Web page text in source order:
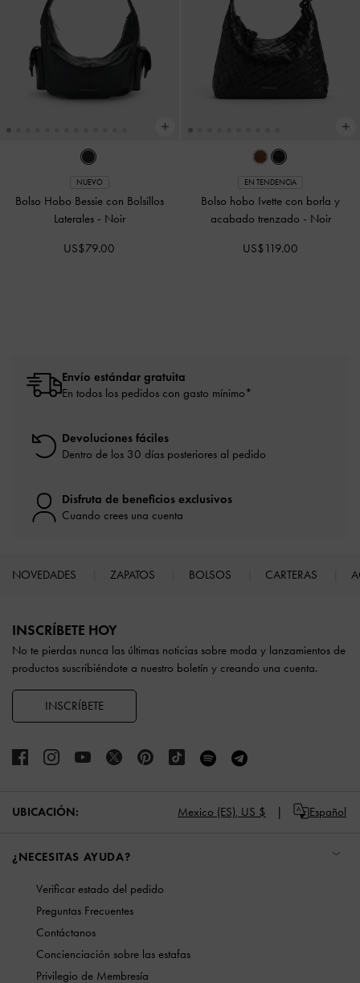
NUEVO
Bolso Hobo Bessie con Bolsillos
Laterales - Noir
US$79.00
EN TENDENCIA
Bolso hobo Ivette con borla y
acabado trenzado - Noir
US$119.00
Envío estándar gratuita
En todos los pedidos con gasto mínimo*
Devoluciones fáciles
Dentro de los 30 días posteriores al pedido
Disfruta de beneficios exclusivos
Cuando crees una cuenta
NOVEDADES ZAPATOS BOLSOS CARTERAS
INSCRÍBETE HOY
No te pierdas nunca las últimas noticias sobre moda y lanzamientos de
productos suscribiéndote a nuestro boletín y creando una cuenta.
INSCRÍBETE
UBICACIÓN: Mexico (ES), US $ Español
¿NECESITAS AYUDA?
Verificar estado del pedido
Preguntas Frecuentes
Contáctanos
Concienciación sobre las estafas
Privilegio de Membresía